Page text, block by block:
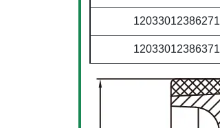
12033012386271
12033012386371